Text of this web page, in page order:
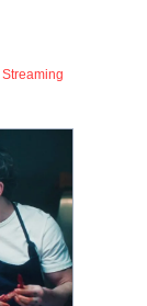
Streaming